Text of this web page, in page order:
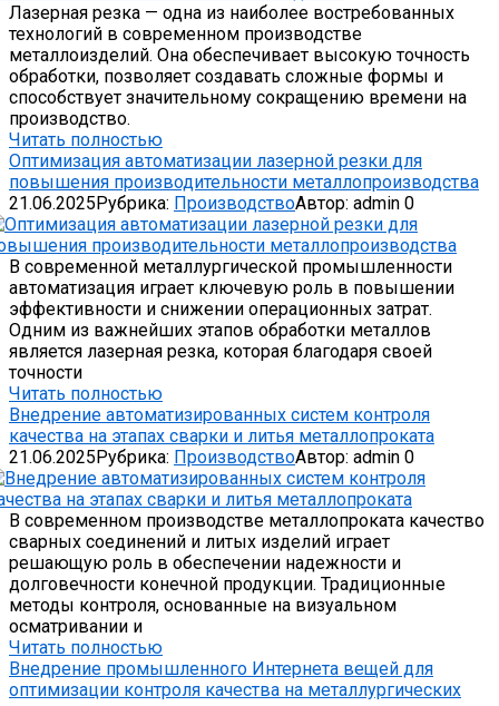
Лазерная резка — одна из наиболее востребованных
технологий в современном производстве
металлоизделий. Она обеспечивает высокую точность
обработки, позволяет создавать сложные формы и
способствует значительному сокращению времени на
производство.
Читать полностью
Оптимизация автоматизации лазерной резки для
повышения производительности металлопроизводства
21.06.2025Рубрика: ПроизводствоАвтор: admin 0
В современной металлургической промышленности
автоматизация играет ключевую роль в повышении
эффективности и снижении операционных затрат.
Одним из важнейших этапов обработки металлов
является лазерная резка, которая благодаря своей
точности
Читать полностью
Внедрение автоматизированных систем контроля
качества на этапах сварки и литья металлопроката
21.06.2025Рубрика: ПроизводствоАвтор: admin 0
В современном производстве металлопроката качество
сварных соединений и литых изделий играет
решающую роль в обеспечении надежности и
долговечности конечной продукции. Традиционные
методы контроля, основанные на визуальном
осматривании и
Читать полностью
Внедрение промышленного Интернета вещей для
оптимизации контроля качества на металлургических